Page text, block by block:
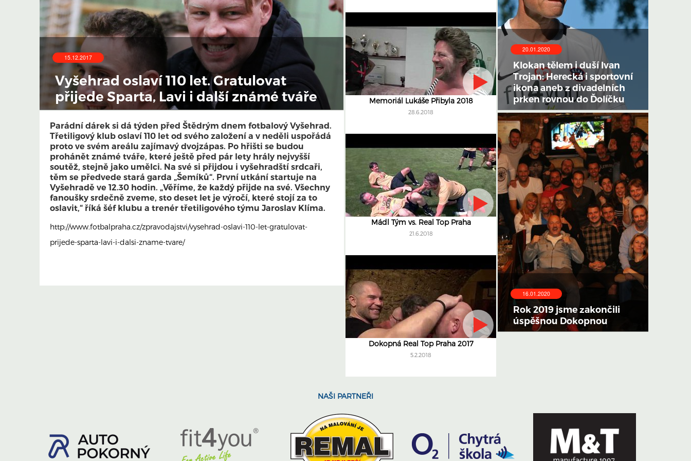
15.12.2017
Vyšehrad oslaví 110 let. Gratulovat
přijede Sparta, Lavi i další známé tváře
Parádní dárek si dá týden před Štědrým dnem fotbalový Vyšehrad.
Třetiligový klub oslaví 110 let od svého založení a v neděli uspořádá
proto ve svém areálu zajímavý dvojzápas. Po hřišti se budou
prohánět známé tváře, které ještě před pár lety hrály nejvyšší
soutěž, stejně jako umělci. Na své si přijdou i vyšehradští srdcaři,
těm se předvede stará garda „Šemíků“. První utkání startuje na
Vyšehradě ve 12.30 hodin. „Věříme, že každý přijde na své. Všechny
fanoušky srdečně zveme, sto deset let je výročí, které stojí za to
oslavit,“ říká šéf klubu a trenér třetiligového týmu Jaroslav Klíma.
http://www.fotbalpraha.cz/zpravodajstvi/vysehrad-oslavi-110-let-gratulovat-
prijede-sparta-lavi-i-dalsi-zname-tvare/
Memoriál Lukáše Přibyla 2018
28.6.2018
Mádl Tým vs. Real Top Praha
21.6.2018
Dokopná Real Top Praha 2017
5.2.2018
20.01.2020
Klokan tělem i duší Ivan
Trojan: Herecká i sportovní
ikona aneb z divadelních
prken rovnou do Ďolíčku
16.01.2020
Rok 2019 jsme zakončili
úspěšnou Dokopnou
NAŠI PARTNEŘI